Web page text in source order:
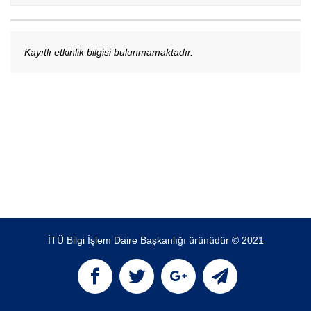
Kayıtlı etkinlik bilgisi bulunmamaktadır.
İTÜ Bilgi İşlem Daire Başkanlığı ürünüdür © 2021